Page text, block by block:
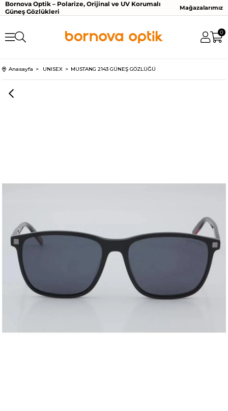
Bornova Optik – Polarize, Orijinal ve UV Korumalı
Güneş Gözlükleri
Mağazalarımız
0
Anasayfa UNISEX MUSTANG 2143 GÜNEŞ GÖZLÜĞÜ